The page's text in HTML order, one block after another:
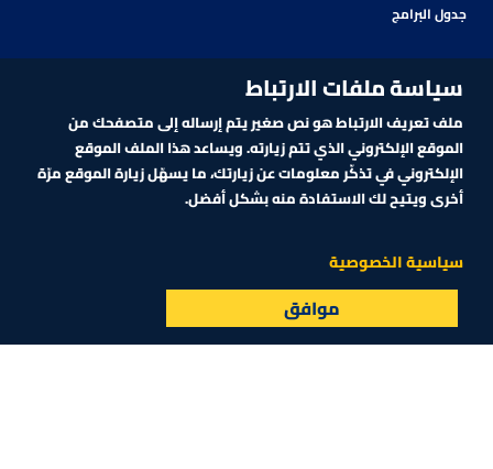
القائمة الأسواق البث المباشر
جدول البرامج
سياسة ملفات الارتباط
ملف تعريف الارتباط هو نص صغير يتم إرساله إلى متصفحك من
الموقع الإلكتروني الذي تتم زيارته. ويساعد هذا الملف الموقع
الإلكتروني في تذكّر معلومات عن زيارتك، ما يسهّل زيارة الموقع مرّة
أخرى ويتيح لك الاستفادة منه بشكل أفضل.
سياسية الخصوصية
موافق